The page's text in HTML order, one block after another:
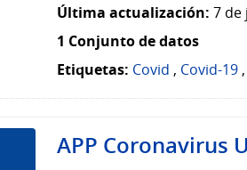
Última actualización: 7 de
1 Conjunto de datos
Etiquetas: Covid , Covid-19 ,
APP Coronavirus